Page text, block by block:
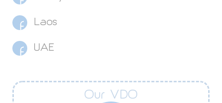
Laos
UAE
Our VDO